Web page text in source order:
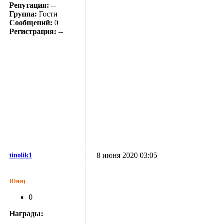
Репутация: --
Группа: Гости
Сообщений: 0
Регистрация: --
tinolik1 8 июня 2020 03:05
Юнец
0
Награды: